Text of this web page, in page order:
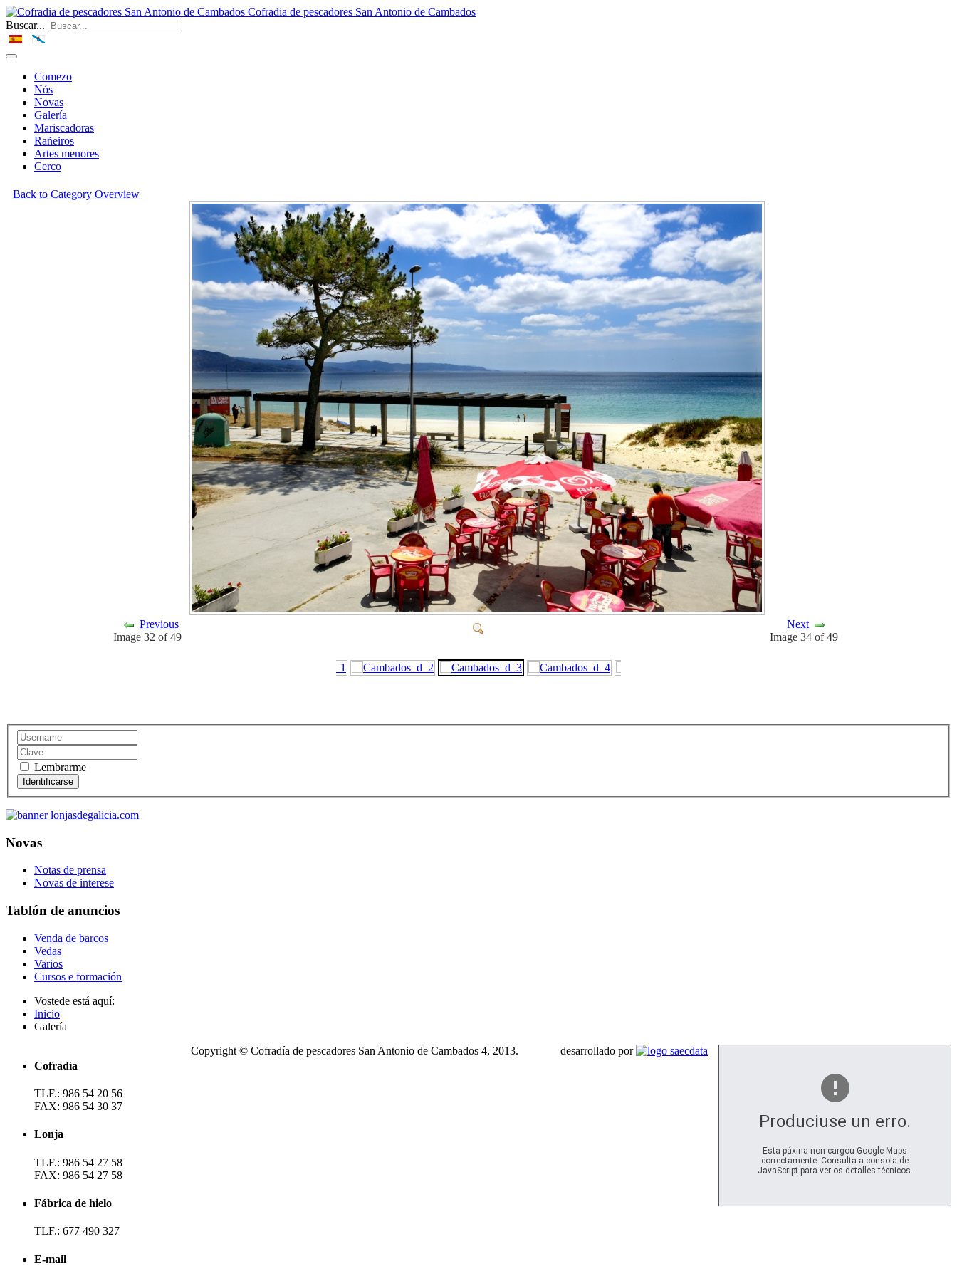
Cofradia de pescadores San Antonio de Cambados
Buscar...
Comezo
Nós
Novas
Galería
Mariscadoras
Rañeiros
Artes menores
Cerco
Back to Category Overview
Previous
Image 32 of 49
Next
Image 34 of 49
Lembrarme
Novas
Notas de prensa
Novas de interese
Tablón de anuncios
Venda de barcos
Vedas
Varios
Cursos e formación
Vostede está aquí:
Inicio
Galería
Cofradía
TLF.: 986 54 20 56
FAX: 986 54 30 37
Lonja
TLF.: 986 54 27 58
FAX: 986 54 27 58
Fábrica de hielo
TLF.: 677 490 327
E-mail
Produciuse un erro.
Esta páxina non cargou Google Maps
correctamente. Consulta a consola de
JavaScript para ver os detalles técnicos.
Copyright © Cofradía de pescadores San Antonio de Cambados 4, 2013. desarrollado por